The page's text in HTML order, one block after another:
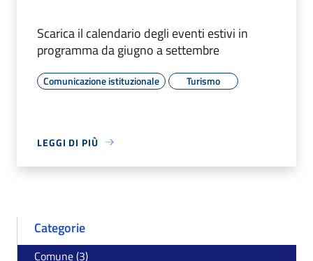
Scarica il calendario degli eventi estivi in
programma da giugno a settembre
Comunicazione istituzionale Turismo
LEGGI DI PIÙ
Categorie
Comune (3)